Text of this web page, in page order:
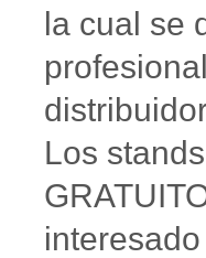
la cual se
Los